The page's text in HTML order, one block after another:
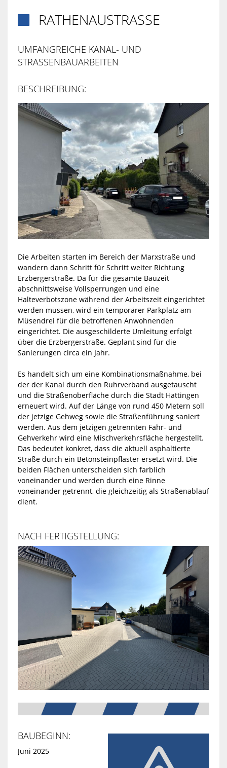
RATHENAUSTRASSE
UMFANGREICHE KANAL- UND
STRASSENBAUARBEITEN
BESCHREIBUNG:
Die Arbeiten starten im Bereich der Marxstraße und
wandern dann Schritt für Schritt weiter Richtung
Erzbergerstraße. Da für die gesamte Bauzeit
abschnittsweise Vollsperrungen und eine
Halteverbotszone während der Arbeitszeit eingerichtet
werden müssen, wird ein temporärer Parkplatz am
Müsendrei für die betroffenen Anwohnenden
eingerichtet. Die ausgeschilderte Umleitung erfolgt
über die Erzbergerstraße. Geplant sind für die
Sanierungen circa ein Jahr.
Es handelt sich um eine Kombinationsmaßnahme, bei
der der Kanal durch den Ruhrverband ausgetauscht
und die Straßenoberfläche durch die Stadt Hattingen
erneuert wird. Auf der Länge von rund 450 Metern soll
der jetzige Gehweg sowie die Straßenführung saniert
werden. Aus dem jetzigen getrennten Fahr- und
Gehverkehr wird eine Mischverkehrsfläche hergestellt.
Das bedeutet konkret, dass die aktuell asphaltierte
Straße durch ein Betonsteinpflaster ersetzt wird. Die
beiden Flächen unterscheiden sich farblich
voneinander und werden durch eine Rinne
voneinander getrennt, die gleichzeitig als Straßenablauf
dient.
NACH FERTIGSTELLUNG:
BAUBEGINN:
Juni 2025